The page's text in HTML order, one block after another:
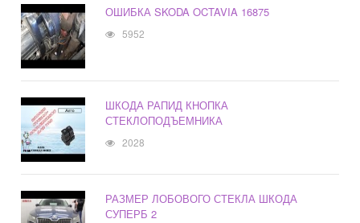
ОШИБКА SKODA OCTAVIA 16875
5952
ШКОДА РАПИД КНОПКА
СТЕКЛОПОДЪЕМНИКА
2028
РАЗМЕР ЛОБОВОГО СТЕКЛА ШКОДА
СУПЕРБ 2